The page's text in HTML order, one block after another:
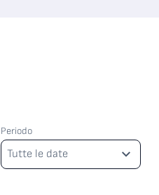
Periodo
Periodo
Tutte le date